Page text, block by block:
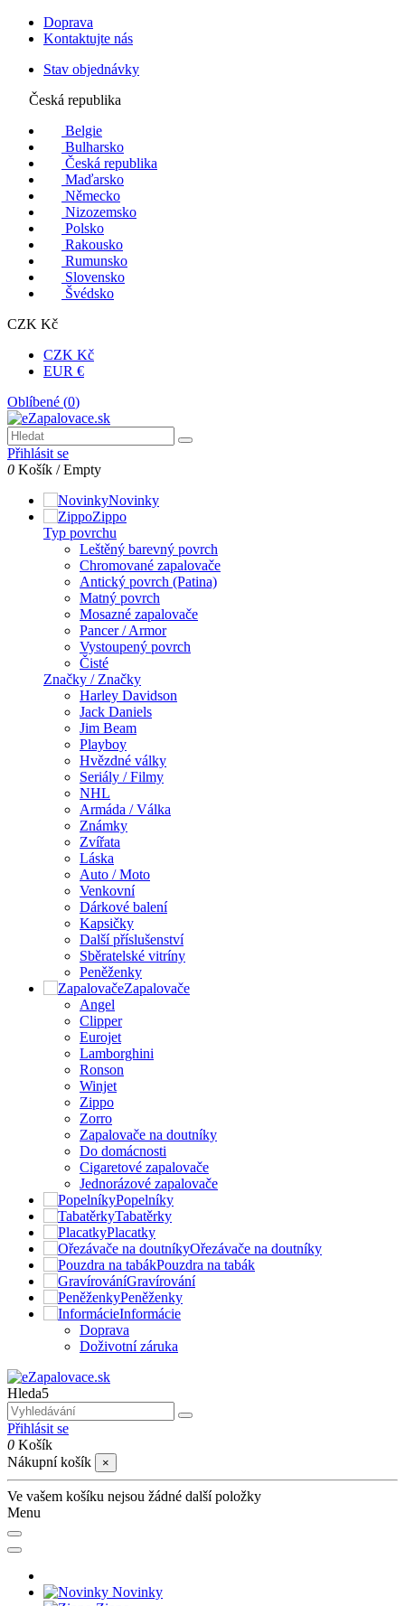
Doprava
Kontaktujte nás
Stav objednávky
Česká republika
Belgie
Bulharsko
Česká republika
Maďarsko
Německo
Nizozemsko
Polsko
Rakousko
Rumunsko
Slovensko
Švédsko
CZK Kč
CZK Kč
EUR €
Oblíbené (0)
Přihlásit se
0 Košík /Empty
Novinky
Zippo
Typ povrchu
Leštěný barevný povrch
Chromované zapalovače
Antický povrch (Patina)
Matný povrch
Mosazné zapalovače
Pancer / Armor
Vystoupený povrch
Čisté
Značky / Značky
Harley Davidson
Jack Daniels
Jim Beam
Playboy
Hvězdné války
Seriály / Filmy
NHL
Armáda / Válka
Známky
Zvířata
Láska
Auto / Moto
Venkovní
Dárkové balení
Kapsičky
Další příslušenství
Sběratelské vitríny
Peněženky
Zapalovače
Angel
Clipper
Eurojet
Lamborghini
Ronson
Winjet
Zippo
Zorro
Zapalovače na doutníky
Do domácnosti
Cigaretové zapalovače
Jednorázové zapalovače
Popelníky
Tabatěrky
Placatky
Ořezávače na doutníky
Pouzdra na tabák
Gravírování
Peněženky
Informácie
Doprava
Doživotní záruka
Hleda5
Přihlásit se
0 Košík
Nákupní košík
×
Ve vašem košíku nejsou žádné další položky
Menu
Novinky